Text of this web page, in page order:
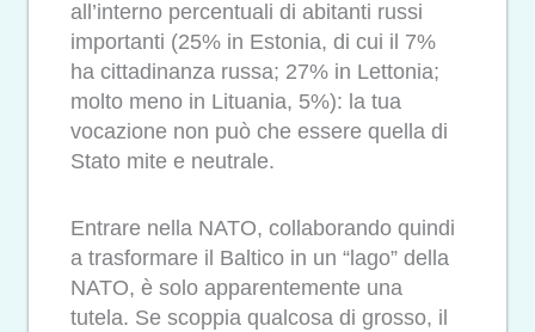
all’interno percentuali di abitanti russi
importanti (25% in Estonia, di cui il 7%
ha cittadinanza russa; 27% in Lettonia;
molto meno in Lituania, 5%): la tua
vocazione non può che essere quella di
Stato mite e neutrale.
Entrare nella NATO, collaborando quindi
a trasformare il Baltico in un “lago” della
NATO, è solo apparentemente una
tutela. Se scoppia qualcosa di grosso, il